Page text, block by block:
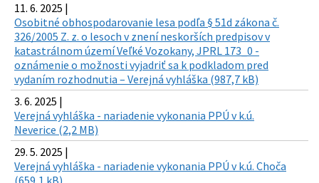
11. 6. 2025 |
Osobitné obhospodarovanie lesa podľa § 51d zákona č.
326/2005 Z. z. o lesoch v znení neskorších predpisov v
katastrálnom území Veľké Vozokany, JPRL 173_0 -
oznámenie o možnosti vyjadriť sa k podkladom pred
vydaním rozhodnutia – Verejná vyhláška (987,7 kB)
3. 6. 2025 |
Verejná vyhláška - nariadenie vykonania PPÚ v k.ú.
Neverice (2,2 MB)
29. 5. 2025 |
Verejná vyhláška - nariadenie vykonania PPÚ v k.ú. Choča